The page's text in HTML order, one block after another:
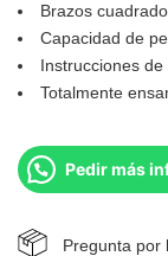
Brazos
Capacidad de
Instrucciones
Totalmente
Pedir más
Pregunta por